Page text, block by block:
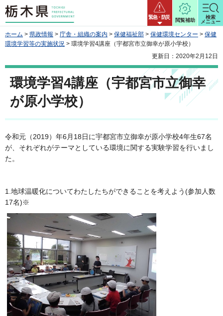
栃木県 緊急・防災
閲覧補助
検索
メニュー
ホーム > 県政情報 > 庁舎・組織の案内 > 保健福祉部 > 保健環境センター > 保健
環境学習等の実施状況 > 環境学習4講座（宇都宮市立御幸が原小学校）
更新日：2020年2月12日
環境学習4講座（宇都宮市立御幸
が原小学校）
令和元（2019）年6月18日に宇都宮市立御幸が原小学校4年生67名
が、それぞれがテーマとしている環境に関する実験学習を行いまし
た。
1.地球温暖化についてわたしたちができることを考えよう(参加人数
17名)※